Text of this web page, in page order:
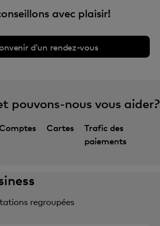
avec plaisir!
d’un rendez-vous
pouvons-nous vous aider?
Comptes Cartes
Trafic des
paiements
regroupées